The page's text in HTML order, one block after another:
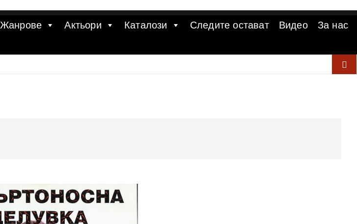
Жанрове Актьори Каталози Следите остават Видео
За нас